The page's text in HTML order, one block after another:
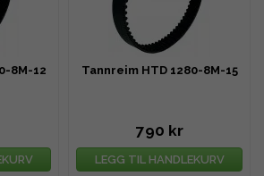
8M-12 Tannreim HTD 1280-8M-15
790 kr
LEGG TIL HANDLEKURV